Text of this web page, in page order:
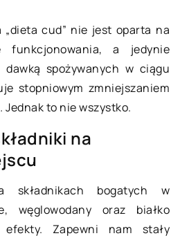
„dieta cud” nie jest oparta na
funkcjonowania, a jedynie
spożywanych w ciągu
stopniowym zmniejszaniem
Jednak to nie wszystko.
na
składnikach bogatych w
węglowodany oraz białko
efekty. Zapewni nam stały